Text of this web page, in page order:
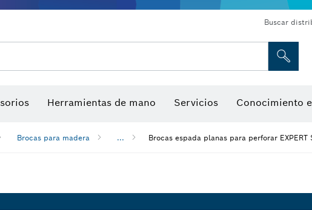
Buscar
Herramientas de mano Servicios Conocimiento
Brocas para madera ... Brocas espada planas para perforar EXPERT